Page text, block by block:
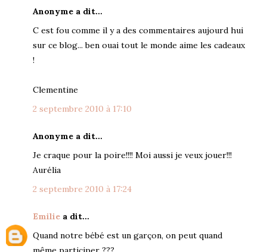
Anonyme a dit…
C est fou comme il y a des commentaires aujourd hui
sur ce blog... ben ouai tout le monde aime les cadeaux
!
Clementine
2 septembre 2010 à 17:10
Anonyme a dit…
Je craque pour la poire!!!! Moi aussi je veux jouer!!!
Aurélia
2 septembre 2010 à 17:24
Emilie a dit…
Quand notre bébé est un garçon, on peut quand